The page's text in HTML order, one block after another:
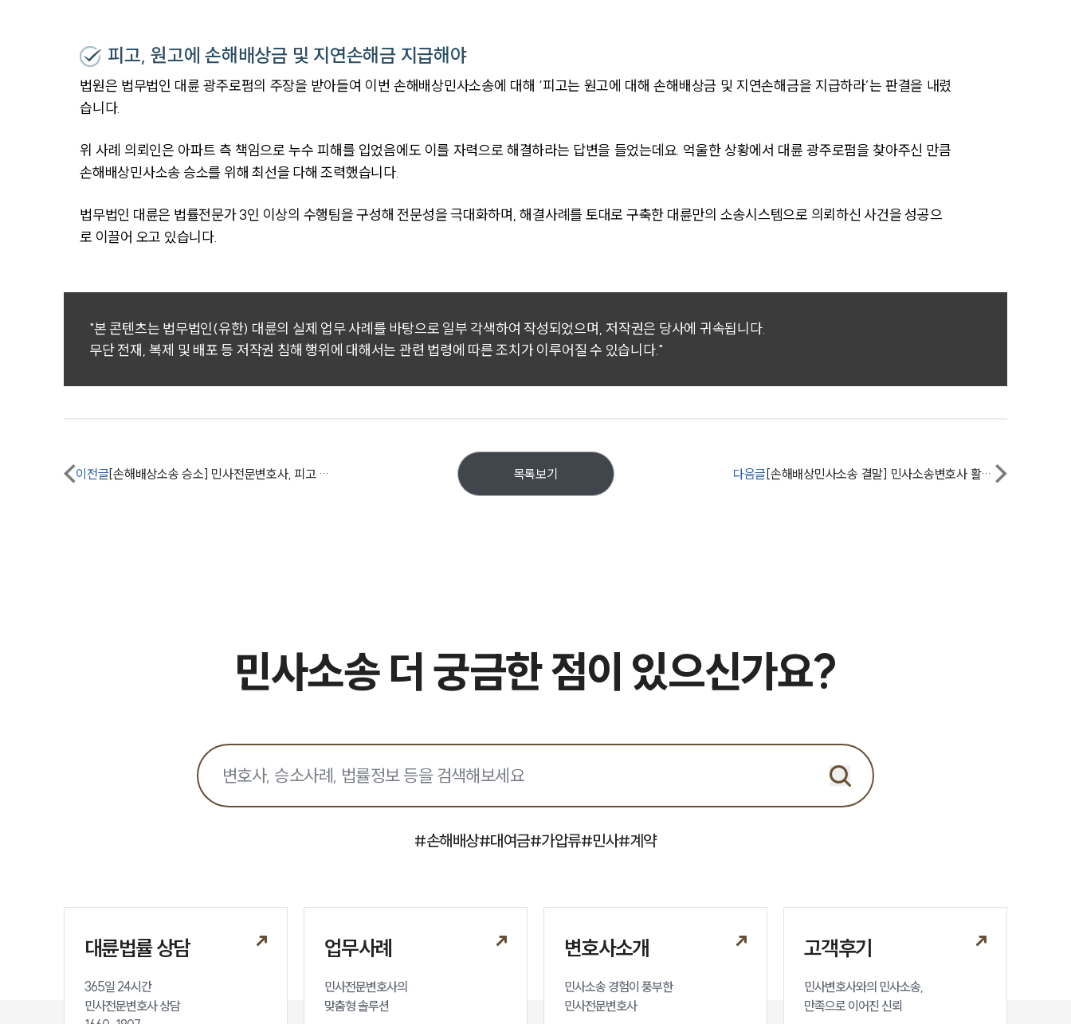
민사그룹 업무
구성원 소개
소식/자료
대륜법률상담예약
피고, 원고에 손해배상금 및 지연손해금 지급해야
법원은 법무법인 대륜 광주로펌의 주장을 받아들여 이번 손해배상민사소송에 대해 ‘피고는 원고에 대해 손해배상금 및 지연손해금을 지급하라’는 판결을 내렸
습니다.
위 사례 의뢰인은 아파트 측 책임으로 누수 피해를 입었음에도 이를 자력으로 해결하라는 답변을 들었는데요. 억울한 상황에서 대륜 광주로펌을 찾아주신 만큼
손해배상민사소송 승소를 위해 최선을 다해 조력했습니다.
법무법인 대륜은 법률전문가 3인 이상의 수행팀을 구성해 전문성을 극대화하며, 해결사례를 토대로 구축한 대륜만의 소송시스템으로 의뢰하신 사건을 성공으
로 이끌어 오고 있습니다.
"본 콘텐츠는 법무법인(유한) 대륜의 실제 업무 사례를 바탕으로 일부 각색하여 작성되었으며, 저작권은 당사에 귀속됩니다.
무단 전재, 복제 및 배포 등 저작권 침해 행위에 대해서는 관련 법령에 따른 조치가 이루어질 수 있습니다."
이전글 [손해배상소송 승소] 민사전문변호사, 피고 기망행위 입증해 1억 원 및 지연손해금 받음 목록보기 다음글 [손해배상민사소송 결말] 민사소송변호사 활약으로 상해에 대한 손해배상 청구 확정
민사소송 더 궁금한 점이 있으신가요?
#손해배상#대여금#가압류#민사#계약
대륜법률 상담
365일 24시간
민사전문변호사 상담
업무사례
민사전문변호사의
맞춤형 솔루션
변호사소개
민사소송 경험이 풍부한
민사전문변호사
고객후기
민사변호사와의 민사소송,
만족으로 이어진 신뢰